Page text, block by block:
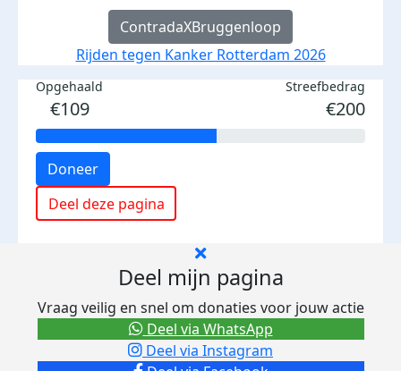
ContradaXBruggenloop
Rijden tegen Kanker Rotterdam 2026
Opgehaald
€109
Streefbedrag
€200
Doneer
Deel deze pagina
Deel mijn pagina
Vraag veilig en snel om donaties voor jouw actie
Deel via Instagram
Deel via WhatsApp